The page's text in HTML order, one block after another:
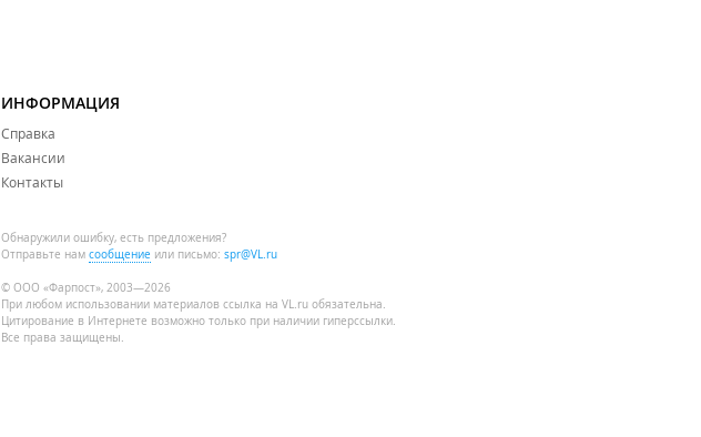
ИНФОРМАЦИЯ
Справка
Вакансии
Контакты
Обнаружили ошибку, есть предложения?
Отправьте нам сообщение или письмо: spr@VL.ru
© ООО «Фарпост», 2003—2026
При любом использовании материалов ссылка на VL.ru обязательна.
Цитирование в Интернете возможно только при наличии гиперссылки.
Все права защищены.